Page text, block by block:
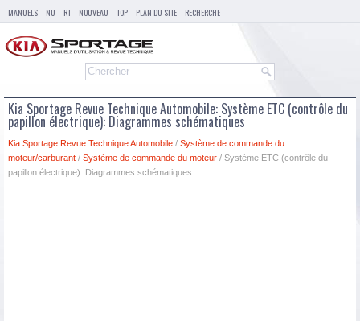
MANUELS NU RT NOUVEAU TOP PLAN DU SITE RECHERCHE
Kia Sportage Revue Technique Automobile: Système ETC (contrôle du
papillon électrique): Diagrammes schématiques
Kia Sportage Revue Technique Automobile / Système de commande du
moteur/carburant / Système de commande du moteur / Système ETC (contrôle du
papillon électrique): Diagrammes schématiques